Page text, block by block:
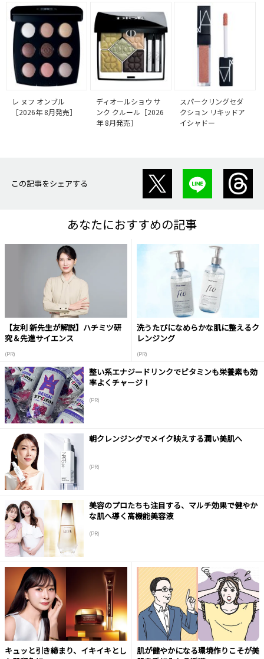
レ ヌフ オンブル
［2026年 8月発売］
ディオールショウ サ
ンク クルール［2026
年 8月発売］
スパークリングセダ
クション リキッドア
イシャドー
この記事をシェアする
あなたにおすすめの記事
【友利 新先生が解説】ハチミツ研
究＆先進サイエンス
(PR)
洗うたびになめらかな肌に整えるク
レンジング
(PR)
整い系エナジードリンクでビタミンも栄養素も効
率よくチャージ！
(PR)
朝クレンジングでメイク映えする潤い美肌へ
(PR)
美容のプロたちも注目する、マルチ効果で健やか
な肌へ導く高機能美容液
(PR)
キュッと引き締まり、イキイキとし
肌が健やかになる環境作りこそが美